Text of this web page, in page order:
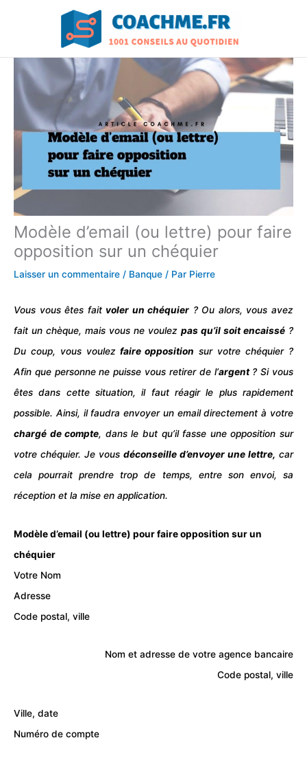
Modèle d’email (ou lettre) pour faire
opposition sur un chéquier
Laisser un commentaire / Banque / Par Pierre
Vous vous êtes fait voler un chéquier ? Ou alors, vous avez
fait un chèque, mais vous ne voulez pas qu’il soit encaissé ?
Du coup, vous voulezfaire opposition sur votre chéquier ?
Afin que personne ne puisse vous retirer de l’argent? Si vous
êtes dans cette situation, il faut réagir le plus rapidement
possible. Ainsi, il faudra envoyer un emaildirectement à votre
chargé decompte, dans le but qu’il fasse une opposition sur
votre chéquier. Je vous déconseille d’envoyer une lettre, car
cela pourrait prendre trop de temps, entre son envoi, sa
réception et la mise en application.
Modèle d’email (ou lettre) pour faire opposition sur un
chéquier
Votre Nom
Adresse
Code postal, ville
Nom et adresse de votre agence bancaire
Code postal, ville
Ville, date
Numéro de compte